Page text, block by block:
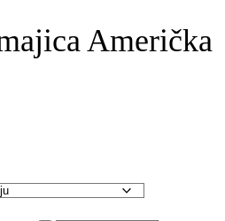
Američka